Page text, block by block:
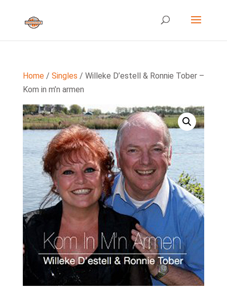
Home/ Singles / Willeke D’estell & Ronnie Tober –
Kom in m’n armen